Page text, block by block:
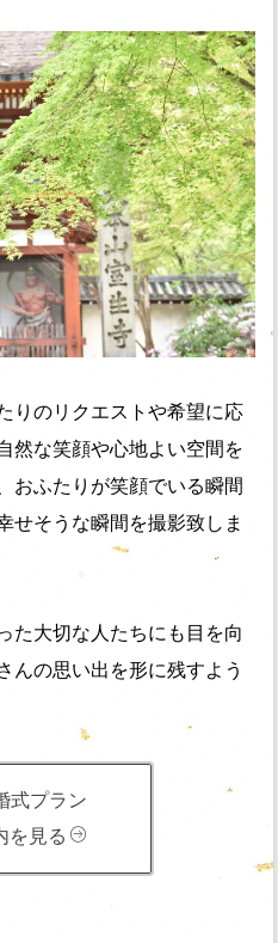
りのリクエストや希望に応
然な笑顔や心地よい空間を
おふたりが笑顔でいる瞬間
せそうな瞬間を撮影致しま
た大切な人たちにも目を向
んの思い出を形に残すよう
式プラン
を見る